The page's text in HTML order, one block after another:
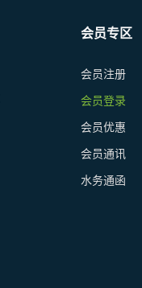
会员专区
会员注册
会员登录
会员优惠
会员通讯
水务通函